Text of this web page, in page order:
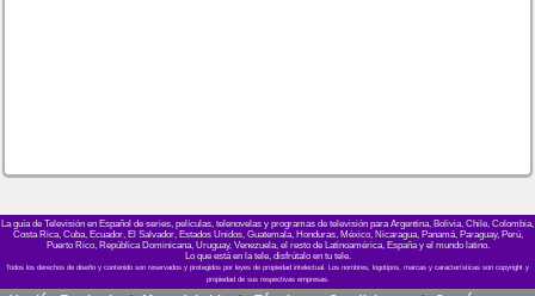
La guía de Televisión en Español de series, películas, telenovelas y programas de televisión para Argentina, Bolivia, Chile, Colombia,
Costa Rica, Cuba, Ecuador, El Salvador, Estados Unidos, Guatemala, Honduras, México, Nicaragua, Panamá, Paraguay, Perú,
Puerto Rico, República Dominicana, Uruguay, Venezuela, el resto de Latinoamérica, España y el mundo latino.
Lo que está en la tele, disfrútalo en tu tele.